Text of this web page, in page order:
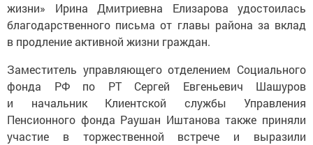
жизни» Ирина Дмитриевна Елизарова удостоилась
благодарственного письма от главы района за вклад
в продление активной жизни граждан.
Заместитель управляющего отделением Социального
фонда РФ по РТ Сергей Евгеньевич Шашуров
и начальник Клиентской службы Управления
Пенсионного фонда Раушан Иштанова также приняли
участие в торжественной встрече и выразили